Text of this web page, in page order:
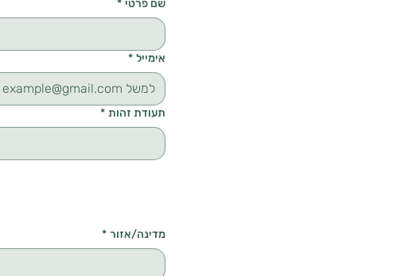
שם פרטי *
אימייל *
תעודת זהות *
כתובת מלאה
מדינה/אזור *